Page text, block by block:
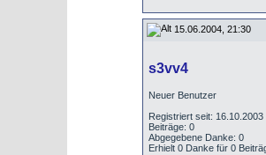
15.06.2004, 21:30
s3vv4
Neuer Benutzer
Registriert seit: 16.10.2003
Beiträge: 0
Abgegebene Danke: 0
Erhielt 0 Danke für 0